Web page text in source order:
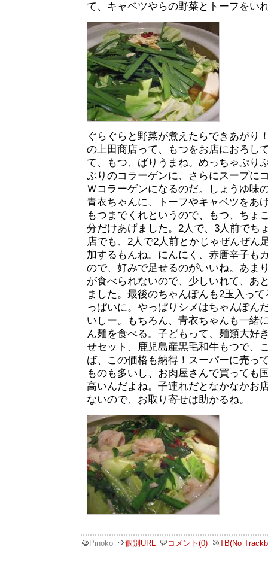
て、キャベツやらの野菜とトーフをい
ぐらぐらと野菜が煮えたらできあがり
の上田商店って、もつをお店におろし
て、もつ、ばりうまね。めっちゃぷり
ぷりのコラーゲンに、さらにスープに
Ｗコラーゲンになるのだ。しょうゆ味
青衣ちゃんに、トーフやキャベツをあ
もつまでくれというので、もつ、ちょ
分だけあげました。2人で、3人前でち
店でも、2人で2人前とかじゃぜんぜん
加するもんね。にんにく、赤唐辛子も
ので、好みで足せるのがいいね。あま
が食べられないので、少しいれて、あ
ました。最後のちゃんぽんも2玉入っ
っぱいに。やっぱりシメはちゃんぽん
いしー。もちろん、青衣ちゃんも一緒
ん麺を食べる。子どもって、麺類大好
せセット、鹿児島産黒毛和牛もつで、
ば、この価格も納得！スーパーに売っ
ものも多いし、お肉屋さんで買っても
高いんだよね。子連れだとなかなかお
ないので、お取り寄せは助かるね。
Pinoko 個別URL コメント(0) TB(No